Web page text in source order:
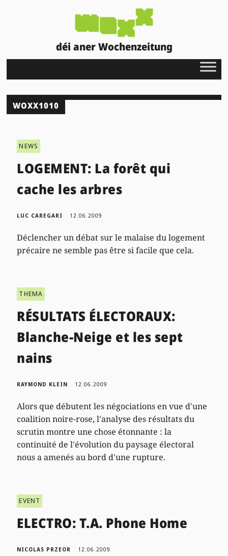
déi aner Wochenzeitung
WOXX1010
NEWS
LOGEMENT: La forêt qui
cache les arbres
LUC CAREGARI 12.06.2009
Déclencher un débat sur le malaise du logement
précaire ne semble pas être si facile que cela.
THEMA
RÉSULTATS ÉLECTORAUX:
Blanche-Neige et les sept
nains
RAYMOND KLEIN 12.06.2009
Alors que débutent les négociations en vue d'une
coalition noire-rose, l'analyse des résultats du
scrutin montre une chose étonnante : la
continuité de l'évolution du paysage électoral
nous a amenés au bord d'une rupture.
EVENT
ELECTRO: T.A. Phone Home
NICOLAS PRZEOR 12.06.2009